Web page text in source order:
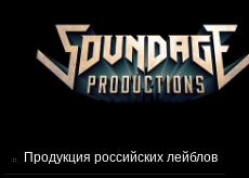
Продукция российских лейблов